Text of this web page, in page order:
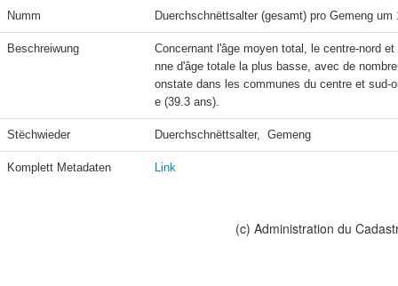
Numm Duerchschnëttsalter (gesamt) pro Gemeng um
Beschreiwung
Concernant l'âge moyen total, le centre-nord
nne d'âge totale la plus basse, avec de
onstate dans les communes du centre et
e (39.3 ans).
Stëchwieder Duerchschnëttsalter,  Gemeng
Komplett Metadaten Link
(c) Administration du